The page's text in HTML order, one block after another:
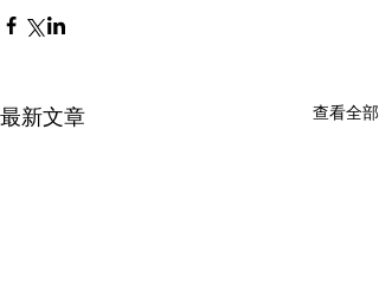
最新文章 查看全部